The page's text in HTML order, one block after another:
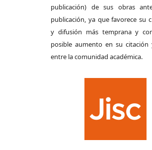
publicación) de sus obras
publicación, ya que favorece su
y difusión más temprana y
posible aumento en su citación
entre la comunidad académica.